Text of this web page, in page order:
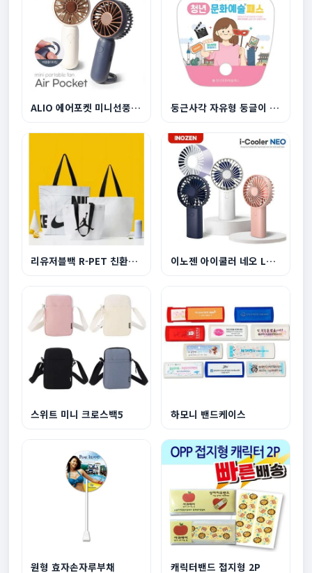
ALIO 에어포켓 미니선풍기 500mAh 둥근사각 자유형 둥글이 부채
리유저블백 R-PET 친환경 쇼핑백 대형 510x450x150... 이노젠 아이쿨러 네오 LED라이트 겸용 휴대용 선풍...
스위트 미니 크로스백5 하모니 밴드케이스
원형 효자손자루부채 캐릭터밴드 접지형 2P